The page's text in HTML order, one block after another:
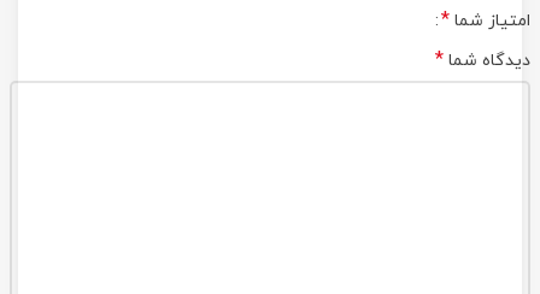
امتیاز شما *
دیدگاه شما *